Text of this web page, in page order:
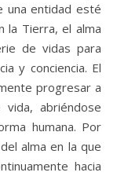
una entidad esté
la Tierra, el alma
de vidas para
y conciencia. El
progresar a
abriéndose
humana. Por
alma en la que
hacia